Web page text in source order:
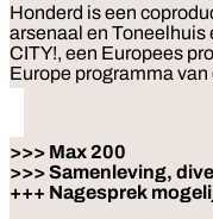
Honderd is een
arsenaal en Toneelhuis
CITY!, een Europees
Europe programma
>>> Max 200
>>> Samenleving,
+++ Nagesprek